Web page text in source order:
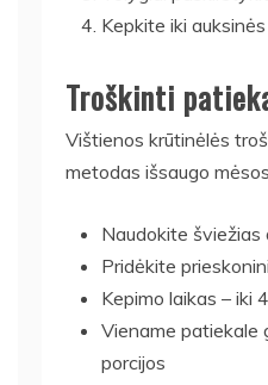
Kepkite iki
Troškinti
Vištienos krūtinėlės
metodas išsaugo
Naudokite šviežias
Pridėkite
Kepimo laikas – iki
Viename patiekale
porcijos